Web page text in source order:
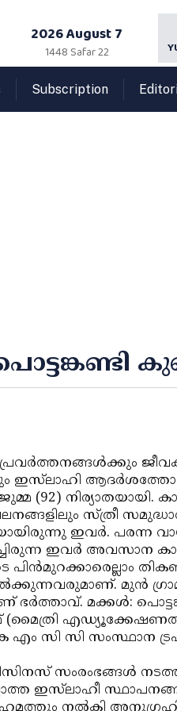
2026 August 7
1448 Safar 22
Subscription
(92) നിര്യാതയായി.
സ്ത്രീ
ഇവര്‍. പരന്ന
ഇവര്‍ അവസാന
മുന്‍
ഭര്‍ത്താവ്. മക്കള്‍:
(മൈത്രി
എം സി സി സംസ്ഥാന
സംരംഭങ്ങള്‍
ഇസ്‌ലാഹീ